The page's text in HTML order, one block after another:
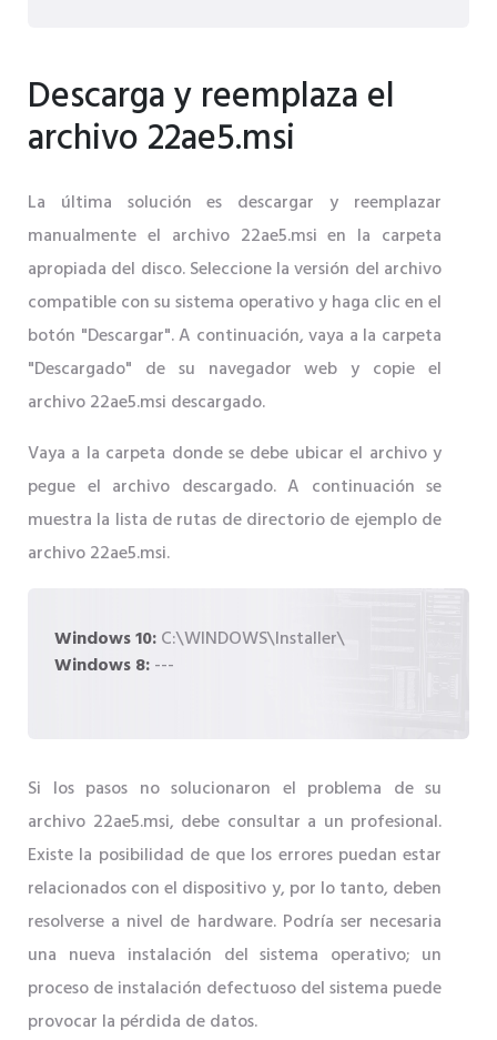
Descarga y reemplaza el
archivo 22ae5.msi
La última solución es descargar y reemplazar
manualmente el archivo 22ae5.msi en la carpeta
apropiada del disco. Seleccione la versión del archivo
compatible con su sistema operativo y haga clic en el
botón "Descargar". A continuación, vaya a la carpeta
"Descargado" de su navegador web y copie el
archivo 22ae5.msi descargado.
Vaya a la carpeta donde se debe ubicar el archivo y
pegue el archivo descargado. A continuación se
muestra la lista de rutas de directorio de ejemplo de
archivo 22ae5.msi.
Windows 10:C:\WINDOWS\Installer\
Windows 8:---
Si los pasos no solucionaron el problema de su
archivo 22ae5.msi, debe consultar a un profesional.
Existe la posibilidad de que los errores puedan estar
relacionados con el dispositivo y, por lo tanto, deben
resolverse a nivel de hardware. Podría ser necesaria
una nueva instalación del sistema operativo; un
proceso de instalación defectuoso del sistema puede
provocar la pérdida de datos.